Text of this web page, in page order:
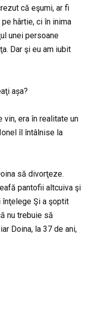
că eşumi, ar fi
hârtie, ci în inima
unei persoane
Dar şi eu am iubit
așa?
vin, era în realitate un
îl întâlnise la
să divorţeze.
pantofii altcuiva şi
înţelege Şi a şoptit
nu trebuie să
Doina, la 37 de ani,